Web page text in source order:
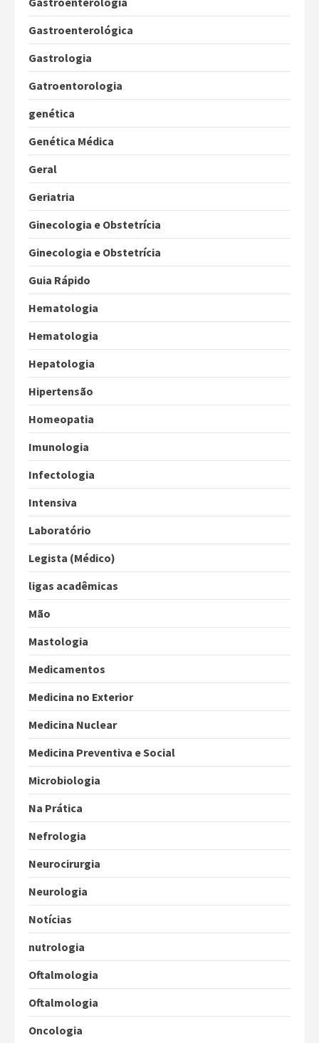
Gastroenterológica
Gastrologia
Gatroentorologia
genética
Genética Médica
Geral
Geriatria
Ginecologia e Obstetrícia
Ginecologia e Obstetrícia
Guia Rápido
Hematologia
Hematologia
Hepatologia
Hipertensão
Homeopatia
Imunologia
Infectologia
Intensiva
Laboratório
Legista (Médico)
ligas acadêmicas
Mão
Mastologia
Medicamentos
Medicina no Exterior
Medicina Nuclear
Medicina Preventiva e Social
Microbiologia
Na Prática
Nefrologia
Neurocirurgia
Neurologia
Notícias
nutrologia
Oftalmologia
Oftalmologia
Oncologia